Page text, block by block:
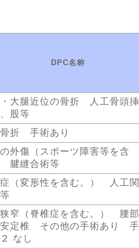
DPC名称
・大腿近位の骨折 人工骨頭
股等
折 手術あり
外傷（スポーツ障害等を含
腱縫合術等
（変形性を含む。） 人工
窄（脊椎症を含む。） 腰
安定椎 その他の手術あり
なし